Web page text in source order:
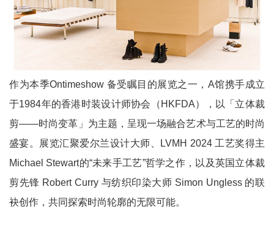
作为本季Ontimeshow 备受瞩目的展览之一，A馆携手成立
于1984年的香港时装设计师协会（HKFDA），以「立体裁
剪——时尚变革」为主题，呈现一场融合艺术与工艺的时尚
盛宴。展览汇聚爱尔兰设计大师、LVMH 2024 工艺奖得主
Michael Stewart的“未来手工艺”哲学之作，以及英国立体裁
剪先锋 Robert Curry 与纺织印染大师 Simon Ungless 的联
袂创作，共同探索时尚轮廓的无限可能。